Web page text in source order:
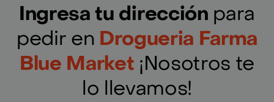
Ingresa tu dirección para
pedir en Drogueria Farma
Blue Market ¡Nosotros te
lo llevamos!